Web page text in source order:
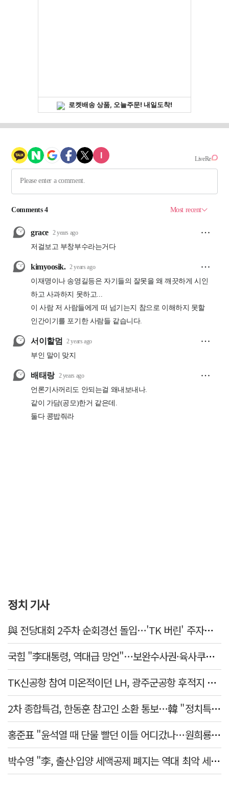
정치 기사
與 전당대회 2주차 순회경선 돌입…'TK 버린' 주자들 향배는?
국힘 "李대통령, 역대급 망언"…보완수사권·육사쿠데타·세제개편안·ETF '맹공'
TK신공항 참여 미온적이던 LH, 광주군공항 후적지 조성 앞장
2차 종합특검, 한동훈 참고인 소환 통보…韓 "정치특검 언플" 반발
홍준표 "윤석열 때 단물 빨던 이들 어디갔나…원희룡, 정치무상 느꼈을 것"
박수영 "李, 출산·입양 세액공제 폐지는 역대 최악 세제개악"